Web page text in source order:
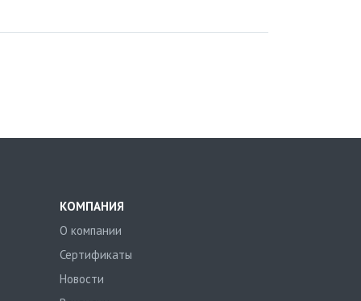
КОМПАНИЯ
О компании
Сертификаты
Новости